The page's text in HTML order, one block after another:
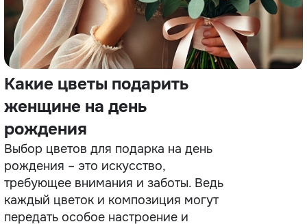
Какие цветы подарить
женщине на день
рождения
Выбор цветов для подарка на день
рождения – это искусство,
требующее внимания и заботы. Ведь
каждый цветок и композиция могут
передать особое настроение и